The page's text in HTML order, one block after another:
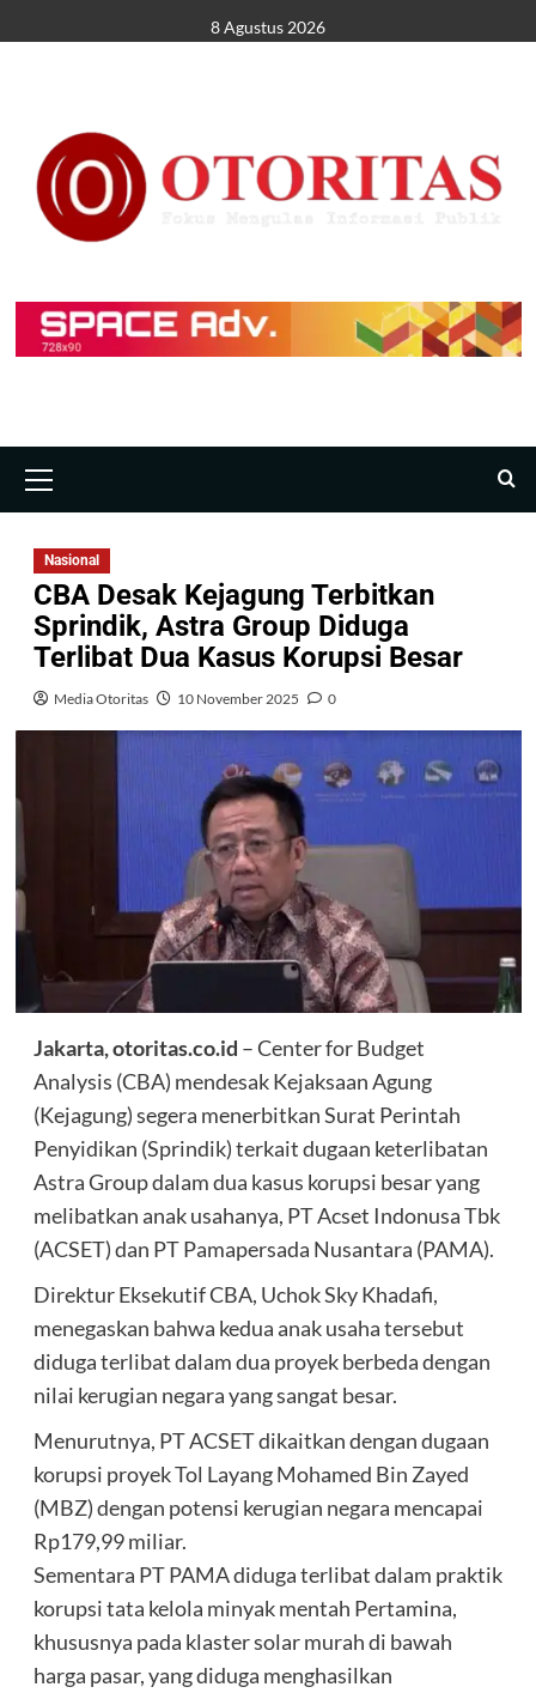
8 Agustus 2026
Nasional
CBA Desak Kejagung Terbitkan
Sprindik, Astra Group Diduga
Terlibat Dua Kasus Korupsi Besar
Media Otoritas 10 November 2025 0
Jakarta, otoritas.co.id – Center for Budget
Analysis (CBA) mendesak Kejaksaan Agung
(Kejagung) segera menerbitkan Surat Perintah
Penyidikan (Sprindik) terkait dugaan keterlibatan
Astra Group dalam dua kasus korupsi besar yang
melibatkan anak usahanya, PT Acset Indonusa Tbk
(ACSET) dan PT Pamapersada Nusantara (PAMA).
Direktur Eksekutif CBA, Uchok Sky Khadafi,
menegaskan bahwa kedua anak usaha tersebut
diduga terlibat dalam dua proyek berbeda dengan
nilai kerugian negara yang sangat besar.
Menurutnya, PT ACSET dikaitkan dengan dugaan
korupsi proyek Tol Layang Mohamed Bin Zayed
(MBZ) dengan potensi kerugian negara mencapai
Rp179,99 miliar.
Sementara PT PAMA diduga terlibat dalam praktik
korupsi tata kelola minyak mentah Pertamina,
khususnya pada klaster solar murah di bawah
harga pasar, yang diduga menghasilkan